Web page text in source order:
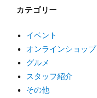
カテゴリー
イベント
オンラインショップ
グルメ
スタッフ紹介
その他